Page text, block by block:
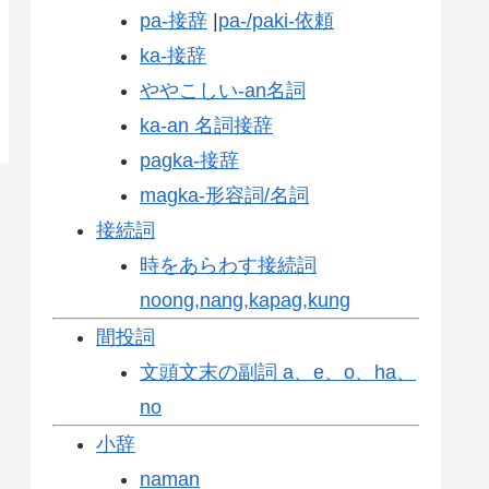
pa-接辞 pa-/paki-依頼
ka-接辞
ややこしい-an名詞
ka-an 名詞接辞
pagka-接辞
magka-形容詞/名詞
接続詞
時をあらわす接続詞
noong,nang,kapag,kung
間投詞
文頭文末の副詞 a、e、o、ha、
no
小辞
naman